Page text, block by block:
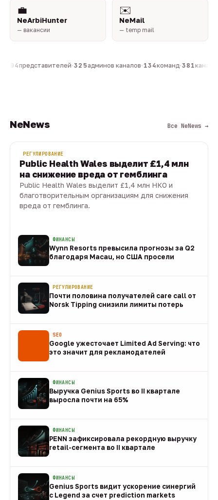
💼
NeArbiHunter
— вакансии
✉️
NeMail
— temp mail
804представителей·325 админов каналов·134команд·381каналов
NeNews Все NeNews →
РЕГУЛИРОВАНИЕ
Public Health Wales выделит £1,4 млн
на снижение вреда от гемблинга
Public Health Wales выделит £1,4 млн НКО и
благотворительным организациям для снижения
вреда от гемблинга.
ФИНАНСЫ
Wynn Resorts превысила прогнозы за Q2
благодаря Macau, но США просели
РЕГУЛИРОВАНИЕ
Почти половина получателей care call от
Norsk Tipping снизили лимиты потерь
SEO
Google ужесточает Limited Ad Serving: что
это значит для рекламодателей
ФИНАНСЫ
Выручка Genius Sports во II квартале
выросла почти на 65%
ФИНАНСЫ
PENN зафиксировала рекордную выручку
retail-сегмента во II квартале
ФИНАНСЫ
Genius Sports видит ускорение синергий
с Legend за счет prediction markets